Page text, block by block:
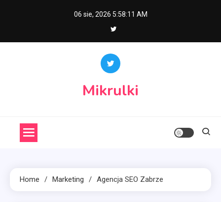
06 sie, 2026 5:58:11 AM
Mikrulki
Home Marketing Agencja SEO Zabrze